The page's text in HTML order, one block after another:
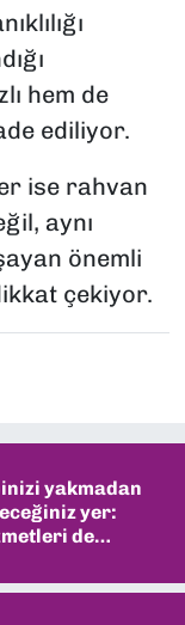
hem de
ediliyor.
ise rahvan
aynı
önemli
çekiyor.
yakmadan
yer:
de